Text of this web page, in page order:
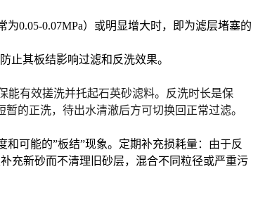
0.05-0.07MPa）或明显增大时，即为滤层堵塞的
止其板结影响过滤和反洗效果。
能有效搓洗并托起石英砂滤料。 反洗时长是保
暂的正洗，待出水清澈后方可切换回正常过滤。
可能的”板结”现象。 定期补充损耗量：由于反
充新砂而不清理旧砂层，混合不同粒径或严重污